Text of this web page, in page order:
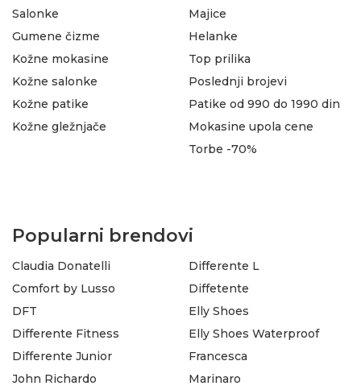
Salonke
Gumene čizme
Majice
Helanke
Kožne mokasine
Kožne salonke
Kožne patike
Kožne gležnjače
Top prilika
Poslednji brojevi
Patike od 990 do 1990 din
Mokasine upola cene
Torbe -70%
Popularni brendovi
Claudia Donatelli
Comfort by Lusso
DFT
Differente Fitness
Differente Junior
Differente L
Diffetente
Elly Shoes
Elly Shoes Waterproof
Francesca
John Richardo
Marinaro